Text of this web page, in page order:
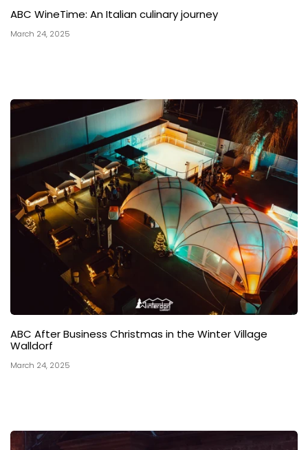
ABC WineTime: An Italian culinary journey
March 24, 2025
ABC After Business Christmas in the Winter Village
Walldorf
March 24, 2025